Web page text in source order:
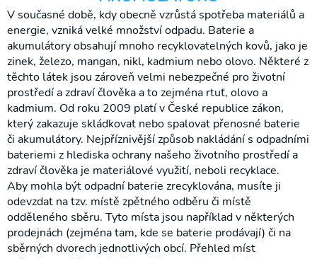
V současné době, kdy obecně vzrůstá spotřeba materiálů a
energie, vzniká velké množství odpadu. Baterie a
akumulátory obsahují mnoho recyklovatelných kovů, jako je
zinek, železo, mangan, nikl, kadmium nebo olovo. Některé z
těchto látek jsou zároveň velmi nebezpečné pro životní
prostředí a zdraví člověka a to zejména rtuť, olovo a
kadmium. Od roku 2009 platí v České republice zákon,
který zakazuje skládkovat nebo spalovat přenosné baterie
či akumulátory. Nejpříznivější způsob nakládání s odpadními
bateriemi z hlediska ochrany našeho životního prostředí a
zdraví člověka je materiálové využití, neboli recyklace.
Aby mohla být odpadní baterie zrecyklována, musíte ji
odevzdat na tzv. místě zpětného odběru či místě
odděleného sběru. Tyto místa jsou například v některých
prodejnách (zejména tam, kde se baterie prodávají) či na
sběrných dvorech jednotlivých obcí. Přehled míst
✕
S námi již žádnou akční nabídku
nepropásnete!
Přihlaste se k odběru novinek a mějte přehled o
našich akčních nabídkách.